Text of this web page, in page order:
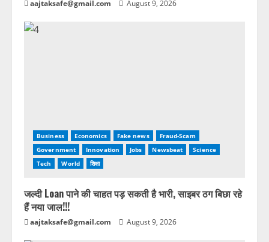
aajtaksafe@gmail.com August 9, 2026
Business Economics Fake news
Fraud-Scam
Government
Innovation Jobs Newsbeat
Science
Tech
World शिक्षा
जल्दी Loan पाने की चाहत पड़ सकती है भारी, साइबर ठग बिछा रहे
हैं नया जाल!!!
aajtaksafe@gmail.com August 9, 2026